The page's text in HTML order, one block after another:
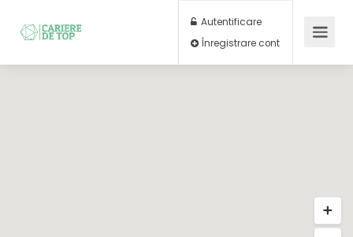
Autentificare
Înregistrare cont